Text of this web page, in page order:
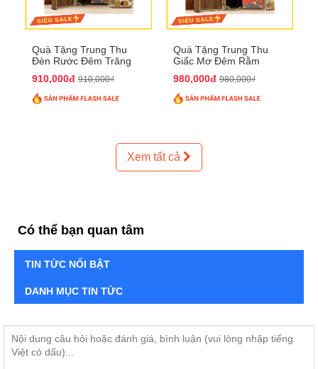
Quà Tặng Trung Thu
Đèn Rước Đêm Trăng
910,000đ 910,000₫
Quà Tặng Trung Thu
Giấc Mơ Đêm Rằm
980,000đ 980,000₫
Xem tất cả
Có thể bạn quan tâm
TIN TỨC NỔI BẬT
DANH MỤC TIN TỨC